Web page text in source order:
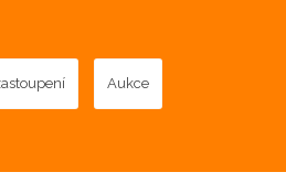
Aukce